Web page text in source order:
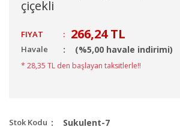
çiçekli
FIYAT : 266,24 TL
Havale (%5,00 havale indirimi)
* 28,35 TL den başlayan taksitlerle!!
Stok Kodu Sukulent-7